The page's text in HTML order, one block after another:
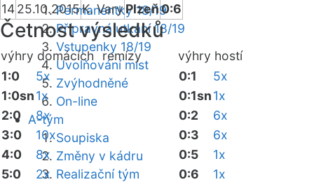
Permanentky 18/19
Přípravná utkání 18/19
Vstupenky 18/19
Uvolňování míst
Zvýhodněné
On-line
A-tým
Soupiska
Změny v kádru
Realizační tým
1425.10.2015K. VaryPlzeň0:6
Četnost výsledků
výhry domácích remízy výhry hostí
1:0
5x
1:0sn1x
2:0
8x
3:0
10x
4:0
8x
5:0
2x
0:1
5x
0:1sn1x
0:2
6x
0:3
6x
0:5
1x
0:6
1x